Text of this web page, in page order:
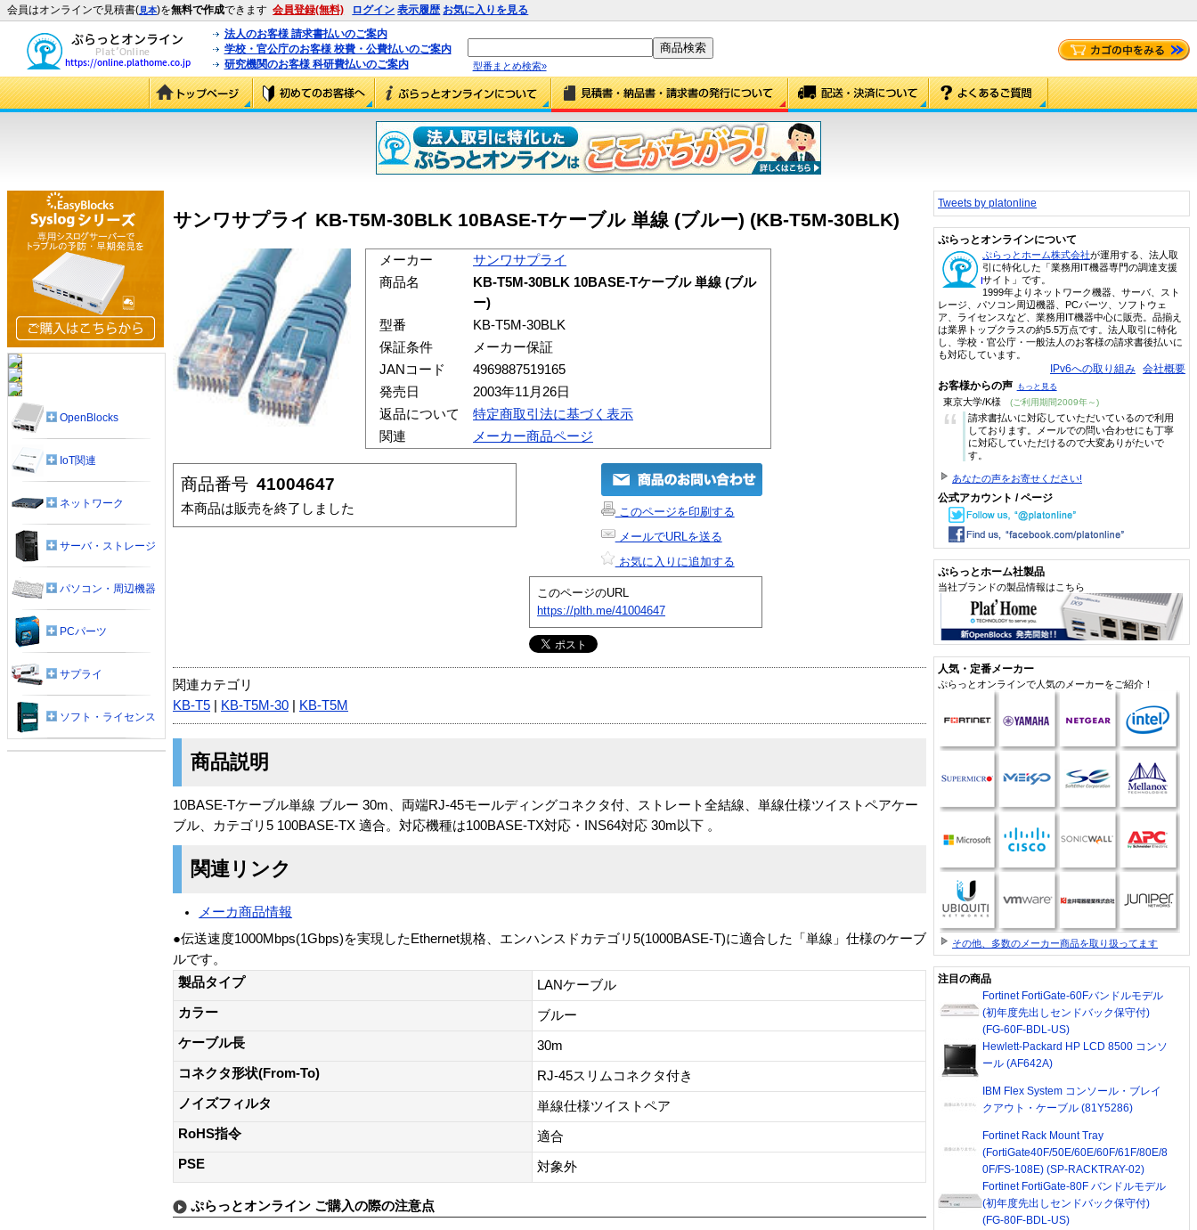
会員はオンラインで見積書(見本)を無料で作成できます 会員登録(無料) ログイン 表示履歴 お気に入りを見る
法人のお客様 請求書払いのご案内
学校・官公庁のお客様 校費・公費払いのご案内
研究機関のお客様 科研費払いのご案内
型番まとめ検索»
サンワサプライ KB-T5M-30BLK 10BASE-Tケーブル 単線 (ブルー) (KB-T5M-30BLK)
メーカー
サンワサプライ
商品名
KB-T5M-30BLK 10BASE-Tケーブル 単線 (ブル
ー)
型番
KB-T5M-30BLK
保証条件
メーカー保証
JANコード
4969887519165
発売日
2003年11月26日
返品について
特定商取引法に基づく表示
関連
メーカー商品ページ
商品番号 41004647
本商品は販売を終了しました
このページを印刷する
メールでURLを送る
お気に入りに追加する
このページのURL
https://plth.me/41004647
関連カテゴリ
KB-T5
KB-T5M-30 KB-T5M
商品説明
10BASE-Tケーブル単線 ブルー 30m、両端RJ-45モールディングコネクタ付、ストレート全結線、単線仕様ツイストペアケー
ブル、カテゴリ5 100BASE-TX 適合。対応機種は100BASE-TX対応・INS64対応 30m以下 。
関連リンク
メーカ商品情報
●伝送速度1000Mbps(1Gbps)を実現したEthernet規格、エンハンスドカテゴリ5(1000BASE-T)に適合した「単線」仕様のケーブ
ルです。
製品タイプ
LANケーブル
カラー
ブルー
ケーブル長
30m
コネクタ形状(From-To)
RJ-45スリムコネクタ付き
ノイズフィルタ
単線仕様ツイストペア
RoHS指令
適合
PSE
対象外
ぷらっとオンライン ご購入の際の注意点
OpenBlocks
IoT関連
ネットワーク
サーバ・ストレージ
パソコン・周辺機器
PCパーツ
サプライ
ソフト・ライセンス
Tweets by platonline
ぷらっとオンラインについて
ぷらっとホーム株式会社が運用する、法人取
引に特化した「業務用IT機器専門の調達支援
サイト」です。
1999年よりネットワーク機器、サーバ、スト
レージ、パソコン周辺機器、PCパーツ、ソフトウェ
ア、ライセンスなど、業務用IT機器中心に販売。品揃え
は業界トップクラスの約5.5万点です。法人取引に特化
し、学校・官公庁・一般法人のお客様の請求書後払いに
も対応しています。
IPv6への取り組み 会社概要
お客様からの声 もっと見る
東京大学/K様 (ご利用期間2009年～)
“
請求書払いに対応していただいているので利用
しております。メールでの問い合わせにも丁寧
に対応していただけるので大変ありがたいで
す。
あなたの声をお寄せください!
公式アカウント / ページ
ぷらっとホーム社製品
当社ブランドの製品情報はこちら
人気・定番メーカー
ぷらっとオンラインで人気のメーカーをご紹介！
その他、多数のメーカー商品を取り扱ってます
注目の商品
Fortinet FortiGate-60Fバンドルモデル
(初年度先出しセンドバック保守付)
(FG-60F-BDL-US)
Hewlett-Packard HP LCD 8500 コンソ
ール (AF642A)
IBM Flex System コンソール・ブレイ
クアウト・ケーブル (81Y5286)
Fortinet Rack Mount Tray
(FortiGate40F/50E/60E/60F/61F/80E/8
0F/FS-108E) (SP-RACKTRAY-02)
Fortinet FortiGate-80F バンドルモデル
(初年度先出しセンドバック保守付)
(FG-80F-BDL-US)